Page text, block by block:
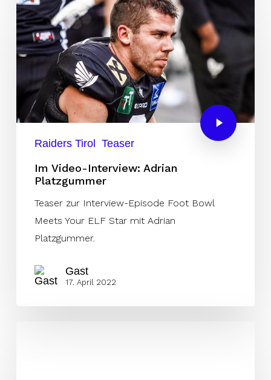
Raiders Tirol Teaser
Im Video-Interview: Adrian
Platzgummer
Teaser zur Interview-Episode Foot Bowl
Meets Your ELF Star mit Adrian
Platzgummer.
Gast
17. April 2022